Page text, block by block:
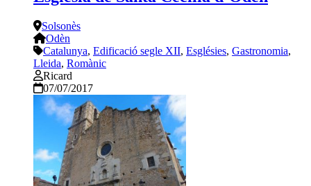
Solsonès
Odèn
Catalunya, Edificació segle XII, Esglésies, Gastronomia,
Lleida, Romànic
Ricard
07/07/2017